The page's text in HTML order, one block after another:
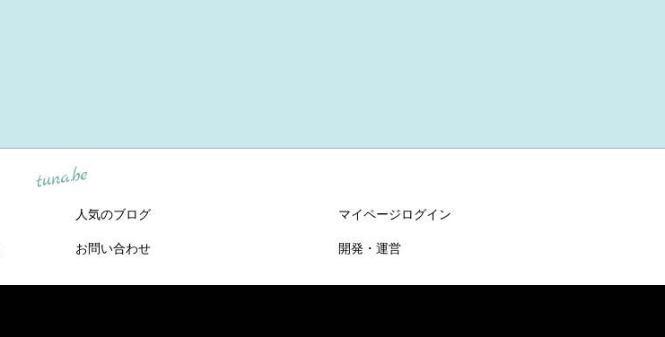
tuna.be
人気のブログ
マイページログイン
お問い合わせ 開発・運営